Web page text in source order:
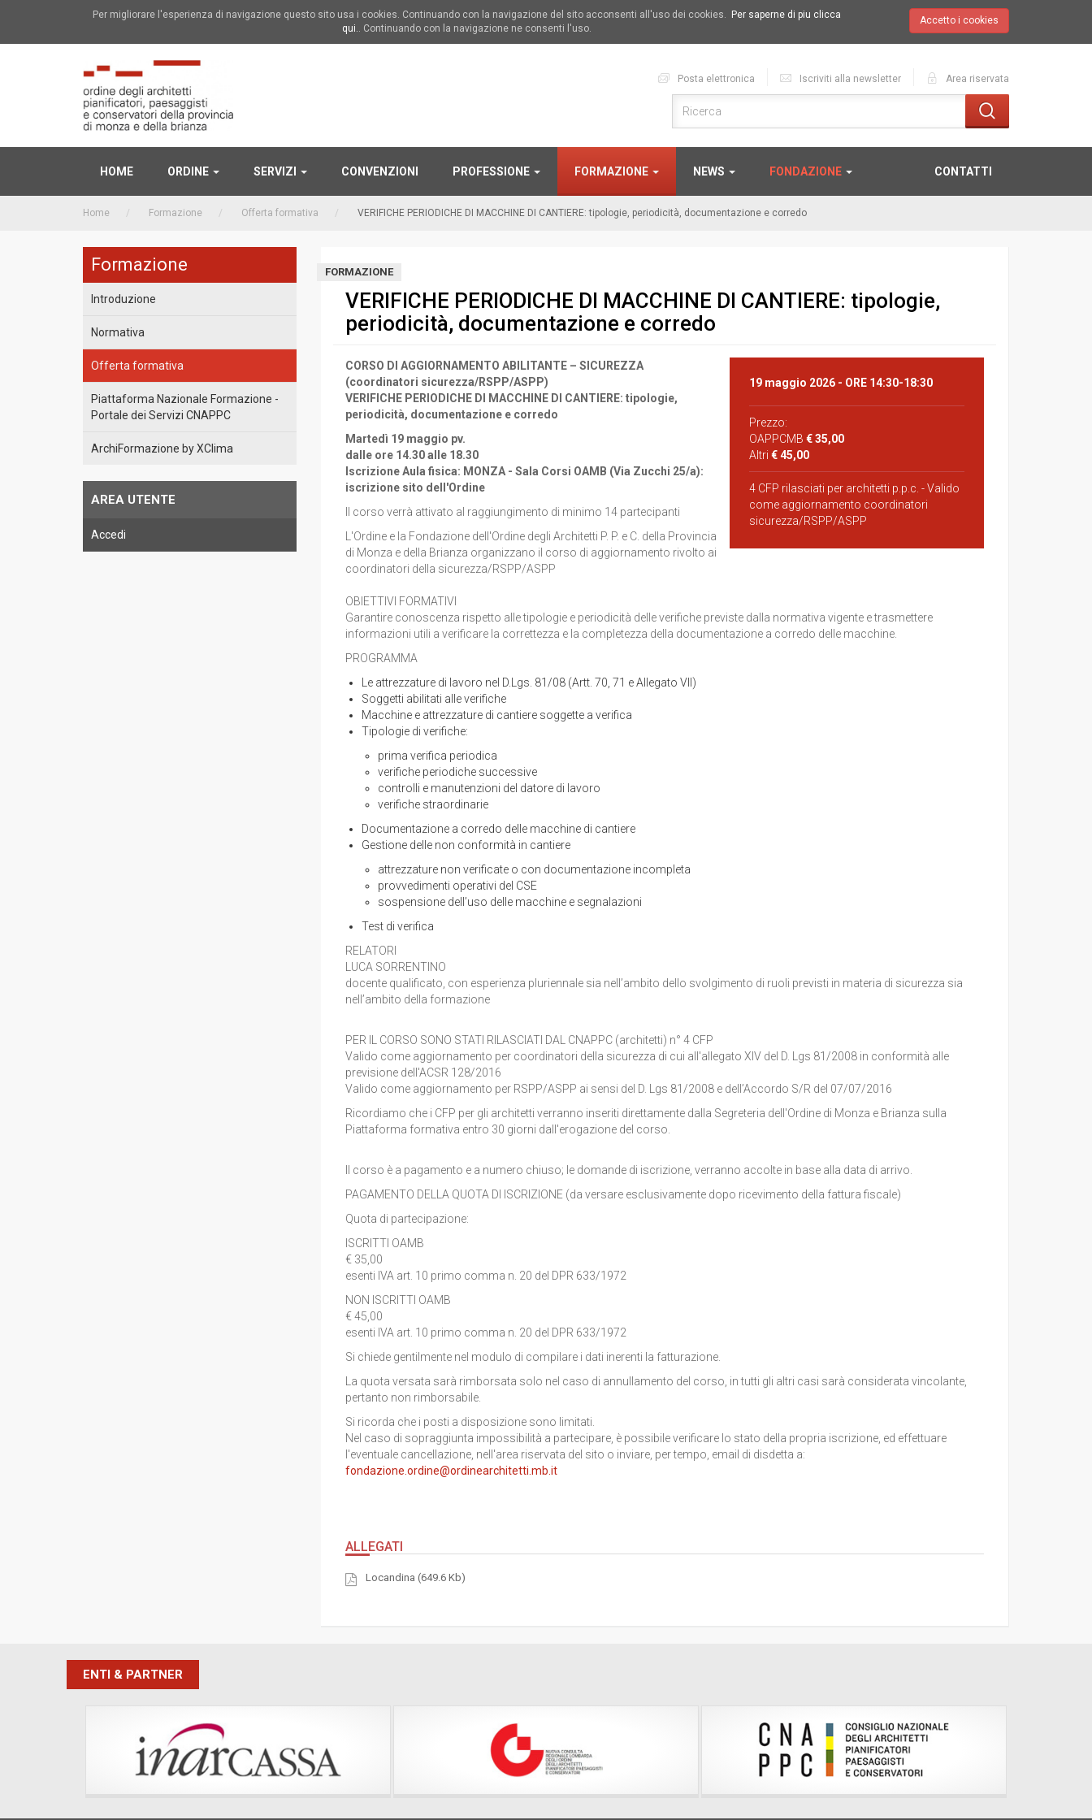
Per migliorare l'esperienza di navigazione questo sito usa i cookies. Continuando con la navigazione del sito acconsenti all'uso dei cookies.
Per saperne di piu clicca
qui.. Continuando con la navigazione ne consenti l'uso.
Accetto i cookies
Posta elettronica Iscriviti alla newsletter Area riservata
HOME ORDINE SERVIZI CONVENZIONI PROFESSIONE FORMAZIONE NEWS FONDAZIONE CONTATTI
Home Formazione Offerta formativa VERIFICHE PERIODICHE DI MACCHINE DI CANTIERE: tipologie, periodicità, documentazione e corredo
Formazione
Introduzione
Normativa
Offerta formativa
Piattaforma Nazionale Formazione -
Portale dei Servizi CNAPPC
ArchiFormazione by XClima
AREA UTENTE
Accedi
FORMAZIONE
VERIFICHE PERIODICHE DI MACCHINE DI CANTIERE: tipologie,
periodicità, documentazione e corredo
19 maggio 2026 - ORE 14:30-18:30
Prezzo:
OAPPCMB€ 35,00
Altri€ 45,00
4 CFP rilasciati per architetti p.p.c. - Valido
come aggiornamento coordinatori
sicurezza/RSPP/ASPP
CORSO DI AGGIORNAMENTO ABILITANTE – SICUREZZA
(coordinatori sicurezza/RSPP/ASPP)
VERIFICHE PERIODICHE DI MACCHINE DI CANTIERE: tipologie,
periodicità, documentazione e corredo
Martedì 19 maggio pv.
dalle ore 14.30 alle 18.30
Iscrizione Aula fisica: MONZA - Sala Corsi OAMB (Via Zucchi 25/a):
iscrizione sito dell'Ordine
Il corso verrà attivato al raggiungimento di minimo 14 partecipanti
L'Ordine e la Fondazione dell'Ordine degli Architetti P. P. e C. della Provincia
di Monza e della Brianza organizzano il corso di aggiornamento rivolto ai
coordinatori della sicurezza/RSPP/ASPP
OBIETTIVI FORMATIVI
Garantire conoscenza rispetto alle tipologie e periodicità delle verifiche previste dalla normativa vigente e trasmettere
informazioni utili a verificare la correttezza e la completezza della documentazione a corredo delle macchine.
PROGRAMMA
Le attrezzature di lavoro nel D.Lgs. 81/08 (Artt. 70, 71 e Allegato VII)
Soggetti abilitati alle verifiche
Macchine e attrezzature di cantiere soggette a verifica
Tipologie di verifiche:
prima verifica periodica
verifiche periodiche successive
controlli e manutenzioni del datore di lavoro
verifiche straordinarie
Documentazione a corredo delle macchine di cantiere
Gestione delle non conformità in cantiere
attrezzature non verificate o con documentazione incompleta
provvedimenti operativi del CSE
sospensione dell’uso delle macchine e segnalazioni
Test di verifica
RELATORI
LUCA SORRENTINO
docente qualificato, con esperienza pluriennale sia nell’ambito dello svolgimento di ruoli previsti in materia di sicurezza sia
nell’ambito della formazione
PER IL CORSO SONO STATI RILASCIATI DAL CNAPPC (architetti) n° 4 CFP
Valido come aggiornamento per coordinatori della sicurezza di cui all'allegato XIV del D. Lgs 81/2008 in conformità alle
previsione dell'ACSR 128/2016
Valido come aggiornamento per RSPP/ASPP ai sensi del D. Lgs 81/2008 e dell’Accordo S/R del 07/07/2016
Ricordiamo che i CFP per gli architetti verranno inseriti direttamente dalla Segreteria dell'Ordine di Monza e Brianza sulla
Piattaforma formativa entro 30 giorni dall'erogazione del corso.
Il corso è a pagamento e a numero chiuso; le domande di iscrizione, verranno accolte in base alla data di arrivo.
PAGAMENTO DELLA QUOTA DI ISCRIZIONE (da versare esclusivamente dopo ricevimento della fattura fiscale)
Quota di partecipazione:
ISCRITTI OAMB
€ 35,00
esenti IVA art. 10 primo comma n. 20 del DPR 633/1972
NON ISCRITTI OAMB
€ 45,00
esenti IVA art. 10 primo comma n. 20 del DPR 633/1972
Si chiede gentilmente nel modulo di compilare i dati inerenti la fatturazione.
La quota versata sarà rimborsata solo nel caso di annullamento del corso, in tutti gli altri casi sarà considerata vincolante,
pertanto non rimborsabile.
Si ricorda che i posti a disposizione sono limitati.
Nel caso di sopraggiunta impossibilità a partecipare, è possibile verificare lo stato della propria iscrizione, ed effettuare
l'eventuale cancellazione, nell'area riservata del sito o inviare, per tempo, email di disdetta a:
fondazione.ordine@ordinearchitetti.mb.it
ALLEGATI
Locandina (649.6 Kb)
ENTI & PARTNER